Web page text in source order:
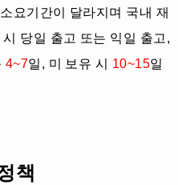
요기간이 달라지며 국내 재
당일 출고 또는 익일 출고,
4~7일, 미 보유 시 10~15일
책